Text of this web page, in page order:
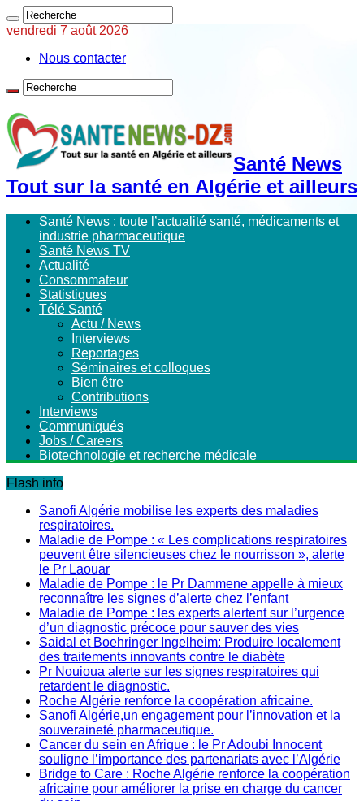
vendredi 7 août 2026
Nous contacter
Santé News
Tout sur la santé en Algérie et ailleurs
Santé News : toute l’actualité santé, médicaments et
industrie pharmaceutique
Santé News TV
Actualité
Consommateur
Statistiques
Télé Santé
Actu / News
Interviews
Reportages
Séminaires et colloques
Bien être
Contributions
Interviews
Communiqués
Jobs / Careers
Biotechnologie et recherche médicale
Flash info
Sanofi Algérie mobilise les experts des maladies
respiratoires.
Maladie de Pompe : « Les complications respiratoires
peuvent être silencieuses chez le nourrisson », alerte
le Pr Laouar
Maladie de Pompe : le Pr Dammene appelle à mieux
reconnaître les signes d’alerte chez l’enfant
Maladie de Pompe : les experts alertent sur l’urgence
d’un diagnostic précoce pour sauver des vies
Saidal et Boehringer Ingelheim: Produire localement
des traitements innovants contre le diabète
Pr Nouioua alerte sur les signes respiratoires qui
retardent le diagnostic.
Roche Algérie renforce la coopération africaine.
Sanofi Algérie,un engagement pour l’innovation et la
souveraineté pharmaceutique.
Cancer du sein en Afrique : le Pr Adoubi Innocent
souligne l’importance des partenariats avec l’Algérie
Bridge to Care : Roche Algérie renforce la coopération
africaine pour améliorer la prise en charge du cancer